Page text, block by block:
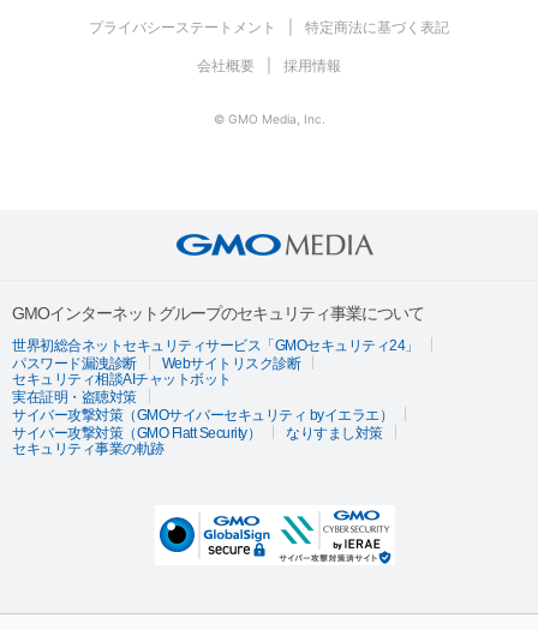
プライバシーステートメント 特定商法に基づく表記
会社概要 採用情報
© GMO Media, Inc.
GMOインターネットグループのセキュリティ事業について
世界初総合ネットセキュリティサービス「GMOセキュリティ24」
パスワード漏洩診断
Webサイトリスク診断
セキュリティ相談AIチャットボット
実在証明・盗聴対策
サイバー攻撃対策（GMOサイバーセキュリティ byイエラエ）
サイバー攻撃対策（GMO Flatt Security）
なりすまし対策
セキュリティ事業の軌跡